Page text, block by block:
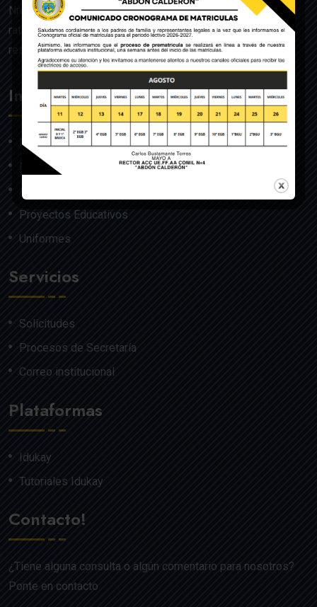
Nro. 140, dado en Quito el 22 de julio del año 1992 y
ratificado por el Ministerio de Educación mediante
resolución Nro. 608 del 29 de julio de 1992.
Institución
Nosotros
Misión y Visión
Proyectos Educativos
Uniformes
Servicios
Solicitudes
Procesos de Secretaría
Correo institucional
Plataformas
Idukay
Tutoriales Idukay
Contacto!
¿Tiene alguna consulta o algún comentario para nosotros?
Ponte en contacto